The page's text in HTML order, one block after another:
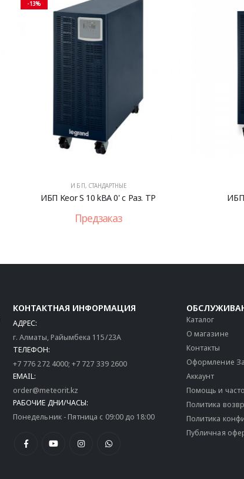
-13%
И Б П, СТАНДАРТНЫЕ
ИБП Keor S 10 kВA 0' с Раз. TP
Предзаказ
ИБП
КОНТАКТНАЯ ИНФОРМАЦИЯ
АДРЕС:
г. Алматы, Райымбека 115/23A
ТЕЛЕФОН:
+7 776 272 4000;+7 727 339 2600
EMAIL:
order@meteorit.kz
РАБОЧИЕ ДНИ/ЧАСЫ:
Понедельник - Пятница с 09:00 до 18:00
Каталог
О магазине
Контакты
Оформление
Аккаунт
Помощь и
Политика
Политика
Публичная